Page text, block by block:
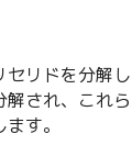
リドを分解
され、これ
す。